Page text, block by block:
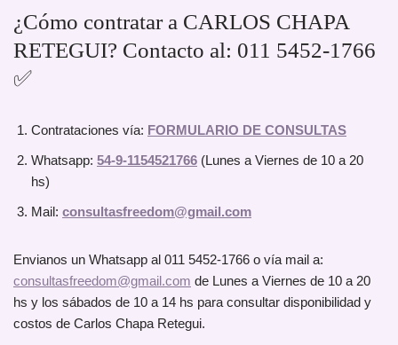
¿Cómo contratar a CARLOS CHAPA
RETEGUI? Contacto al: 011 5452-1766
✅
Contrataciones vía: FORMULARIO DE CONSULTAS
Whatsapp: 54-9-1154521766 (Lunes a Viernes de 10 a 20
hs)
Mail: consultasfreedom@gmail.com
Envianos un Whatsapp al 011 5452-1766 o vía mail a:
consultasfreedom@gmail.com de Lunes a Viernes de 10 a 20
hs y los sábados de 10 a 14 hs para consultar disponibilidad y
costos de Carlos Chapa Retegui.